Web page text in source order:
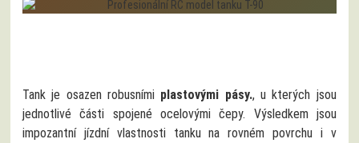
Tank je osazen robusními plastovými pásy., u kterých jsou
jednotlivé části spojené ocelovými čepy. Výsledkem jsou
impozantní jízdní vlastnosti tanku na rovném povrchu i v